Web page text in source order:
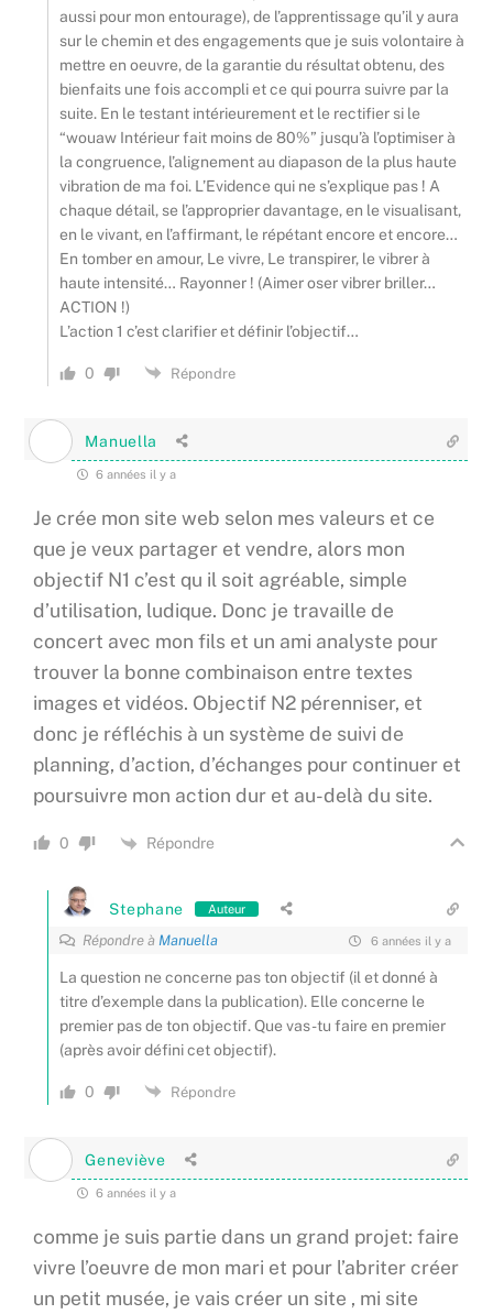
aussi pour mon entourage), de l’apprentissage qu’il y aura
sur le chemin et des engagements que je suis volontaire à
mettre en oeuvre, de la garantie du résultat obtenu, des
bienfaits une fois accompli et ce qui pourra suivre par la
suite. En le testant intérieurement et le rectifier si le
“wouaw Intérieur fait moins de 80%” jusqu’à l’optimiser à
la congruence, l’alignement au diapason de la plus haute
vibration de ma foi. L’Evidence qui ne s’explique pas ! A
chaque détail, se l’approprier davantage, en le visualisant,
en le vivant, en l’affirmant, le répétant encore et encore…
En tomber en amour, Le vivre, Le transpirer, le vibrer à
haute intensité… Rayonner ! (Aimer oser vibrer briller…
ACTION !)
L’action 1 c’est clarifier et définir l’objectif…
0 Répondre
Manuella
6 années il y a
Je crée mon site web selon mes valeurs et ce
que je veux partager et vendre, alors mon
objectif N1 c’est qu il soit agréable, simple
d’utilisation, ludique. Donc je travaille de
concert avec mon fils et un ami analyste pour
trouver la bonne combinaison entre textes
images et vidéos. Objectif N2 pérenniser, et
donc je réfléchis à un système de suivi de
planning, d’action, d’échanges pour continuer et
poursuivre mon action dur et au-delà du site.
0 Répondre
Stephane Auteur
Répondre àManuella 6 années il y a
La question ne concerne pas ton objectif (il et donné à
titre d’exemple dans la publication). Elle concerne le
premier pas de ton objectif. Que vas-tu faire en premier
(après avoir défini cet objectif).
0 Répondre
Geneviève
6 années il y a
comme je suis partie dans un grand projet: faire
vivre l’oeuvre de mon mari et pour l’abriter créer
un petit musée, je vais créer un site , mi site